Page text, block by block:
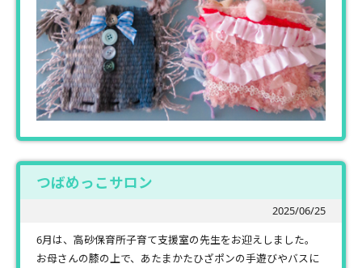
つばめっこサロン
2025/06/25
6月は、高砂保育所子育て支援室の先生をお迎えしました。
お母さんの膝の上で、あたまかたひざポンの手遊びやバスに